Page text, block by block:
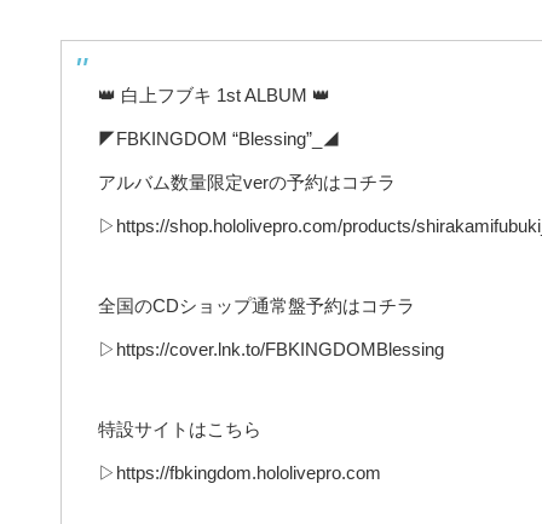
👑 白上フブキ 1st ALBUM 👑
◤FBKINGDOM “Blessing”_◢
アルバム数量限定verの予約はコチラ
▷https://shop.hololivepro.com/products/
全国のCDショップ通常盤予約はコチラ
▷https://cover.lnk.to/FBKINGDOMBlessing
特設サイトはこちら
▷https://fbkingdom.hololivepro.com